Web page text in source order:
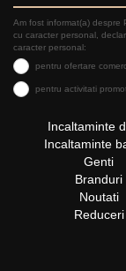
Am fost informat(a) despre
cu caracter personal,
caracter personal:
pentru ofertare
pentru activitati
Incaltaminte
Incaltaminte
Genti
Branduri
Noutati
Reduceri